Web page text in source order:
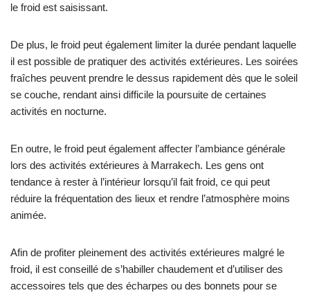
le froid est saisissant.
De plus, le froid peut également limiter la durée pendant laquelle
il est possible de pratiquer des activités extérieures. Les soirées
fraîches peuvent prendre le dessus rapidement dès que le soleil
se couche, rendant ainsi difficile la poursuite de certaines
activités en nocturne.
En outre, le froid peut également affecter l’ambiance générale
lors des activités extérieures à Marrakech. Les gens ont
tendance à rester à l’intérieur lorsqu’il fait froid, ce qui peut
réduire la fréquentation des lieux et rendre l’atmosphère moins
animée.
Afin de profiter pleinement des activités extérieures malgré le
froid, il est conseillé de s’habiller chaudement et d’utiliser des
accessoires tels que des écharpes ou des bonnets pour se